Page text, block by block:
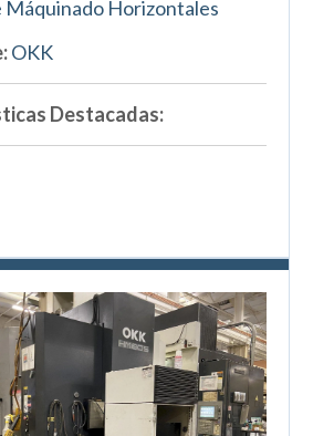
Máquinado Horizontales
OKK
Destacadas: